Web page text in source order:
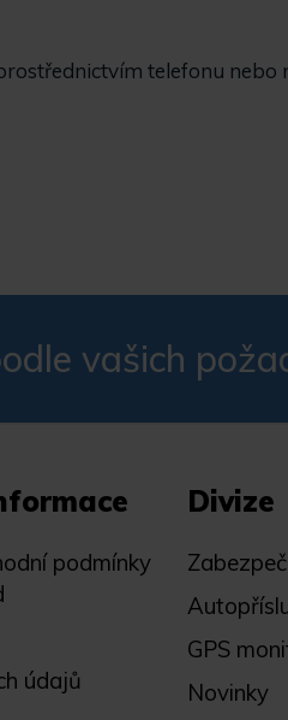
telefonu nebo
vašich
podmínky
údajů
Divize
GPS
Novinky